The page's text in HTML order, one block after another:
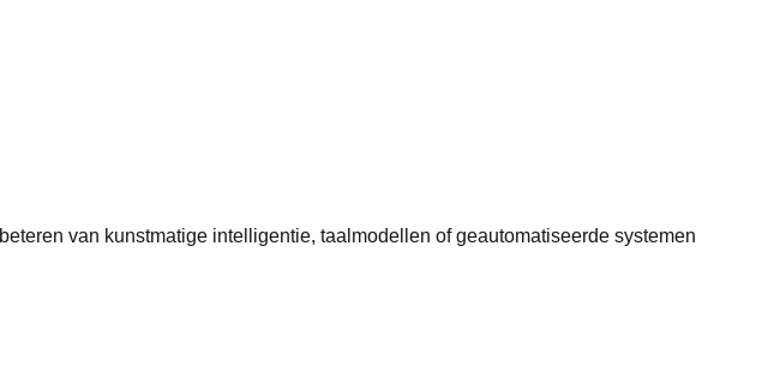
van kunstmatige intelligentie, taalmodellen of geautomatiseerde systemen